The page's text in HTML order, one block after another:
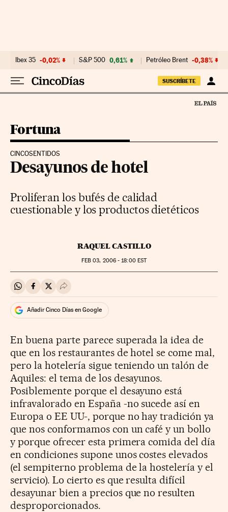
Ibex 35 -0,02% S&P 500 0,61% Petróleo Brent -0,38%
SUSCRÍBETE
Fortuna
CINCOSENTIDOS
Desayunos de hotel
Proliferan los bufés de calidad
cuestionable y los productos dietéticos
RAQUEL CASTILLO
FEB 03, 2006 - 18:00EST
Compartir en Whatsapp
Compartir en Facebook
Compartir en Twitter
Desplegar Redes Sociales
Añadir Cinco Días en Google
En buena parte parece superada la idea de
que en los restaurantes de hotel se come mal,
pero la hotelería sigue teniendo un talón de
Aquiles: el tema de los desayunos.
Posiblemente porque el desayuno está
infravalorado en España -no sucede así en
Europa o EE UU-, porque no hay tradición ya
que nos conformamos con un café y un bollo
y porque ofrecer esta primera comida del día
en condiciones supone unos costes elevados
(el sempiterno problema de la hostelería y el
servicio). Lo cierto es que resulta difícil
desayunar bien a precios que no resulten
desproporcionados.